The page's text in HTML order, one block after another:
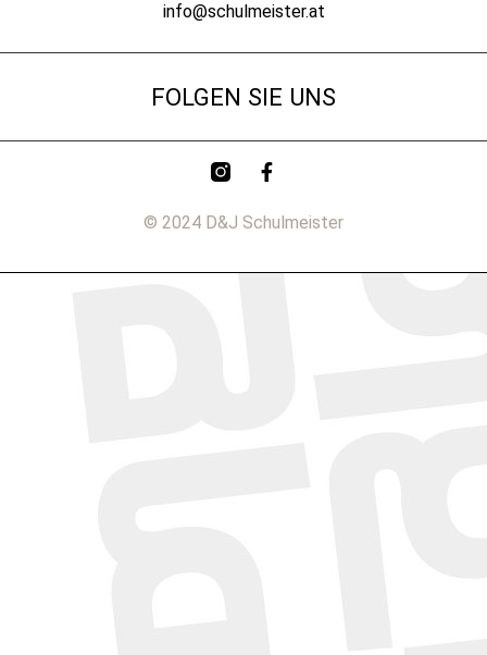
info@schulmeister.at
FOLGEN SIE UNS
© 2024 D&J Schulmeister